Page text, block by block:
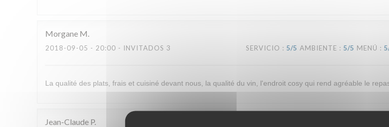
Morgane M
2018-09-05 - 20:00 - INVITADOS 3 SERVICIO : 5/5 AMBIENTE : 5/5 MENÚ : 5
La qualité des plats, frais et cuisiné devant nous, la qualité du vin, l'endroit cosy qui rend agréable le
Jean-Claude P